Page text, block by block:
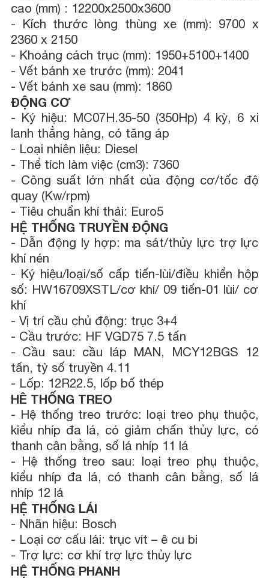
cao (mm) : 12200x2500x3600
- Kích thước lòng thùng xe (mm): 9700 x
2360 x 2150
- Khoảng cách trục (mm): 1950+5100+1400
- Vết bánh xe trước (mm): 2041
- Vết bánh xe sau (mm): 1860
ĐỘNG CƠ
- Ký hiệu: MC07H.35-50 (350Hp) 4 kỳ, 6 xi
lanh thẳng hàng, có tăng áp
- Loại nhiên liệu: Diesel
- Thể tích làm việc (cm3): 7360
- Công suất lớn nhất của động cơ/tốc độ
quay (Kw/rpm)
- Tiêu chuẩn khí thải: Euro5
HỆ THỐNG TRUYỀN ĐỘNG
- Dẫn động ly hợp: ma sát/thủy lực trợ lực
khí nén
- Ký hiệu/loại/số cấp tiến-lùi/điều khiển hộp
số: HW16709XSTL/cơ khí/ 09 tiến-01 lùi/ cơ
khí
- Vị trí cầu chủ động: trục 3+4
- Cầu trước: HF VGD75 7.5 tấn
- Cầu sau: cầu láp MAN, MCY12BGS 12
tấn, tỷ số truyền 4.11
- Lốp: 12R22.5, lốp bố thép
HÊ THỐNG TREO
- Hệ thống treo trước: loại treo phụ thuộc,
kiểu nhíp đa lá, có giảm chấn thủy lực, có
thanh cân bằng, số lá nhíp 11 lá
- Hệ thống treo sau: loại treo phụ thuộc,
kiểu nhíp đa lá, có thanh cân bằng, số lá
nhíp 12 lá
HỆ THỐNG LÁI
- Nhãn hiệu: Bosch
- Loại cơ cấu lái: trục vít – ê cu bi
- Trợ lực: cơ khí trợ lực thủy lực
HỆ THỐNG PHANH